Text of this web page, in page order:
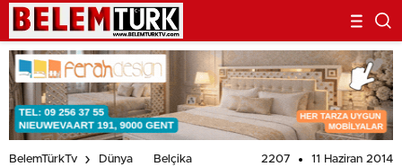
BelemTürkTv Dünya Belçika 2207 11 Haziran 2014